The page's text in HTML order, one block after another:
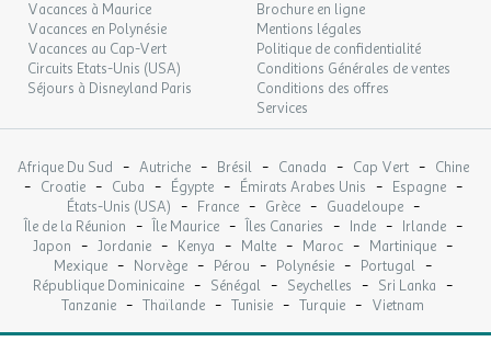
Camping ouvert du 3 avril au 27 septembre 2026
Certaines infrastructures sont accessibles aux PMR.
vous souhaitez davantage de détails, n'hésitez pas à nous
contacter.
Ambiance calme, naturelle, parfaite pour se déconnecter
Les groupes de jeunes, qu'ils soient mineurs non
pas autorisés à séjourner dans l'établissement.
Pourquoi choisir le Camping maeva Respire de la Baie ?
Accès direct au sentier côtier GR34 et à la mer
Engagement pour l'environnement et parc éco-géré
Hébergements pour tous les budgets, jusqu'au mobil-home
Ambiance familiale, chaleureuse et authentique
Vacances à Maurice
Vacances en Polynésie
Vacances au Cap-Vert
Circuits Etats-Unis (USA)
Séjours à Disneyland Paris
Brochure en ligne
Mentions légales
Politique de confidentialité
Conditions Générales de ventes
Conditions des offres
Services
Afrique Du Sud - Autriche - Brésil - Canada - Cap Vert - Chine
- Croatie - Cuba - Égypte - Émirats Arabes Unis - Espagne -
États-Unis (USA) - France - Grèce - Guadeloupe -
Île de la Réunion - Île Maurice - Îles Canaries - Inde - Irlande -
Japon - Jordanie - Kenya - Malte - Maroc - Martinique -
Mexique - Norvège - Pérou - Polynésie - Portugal -
République Dominicaine - Sénégal - Seychelles - Sri Lanka -
Tanzanie - Thaïlande - Tunisie - Turquie - Vietnam